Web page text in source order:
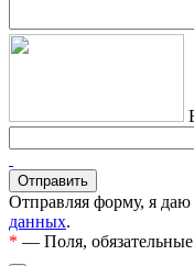
Отправляя форму, я даю
данных.
* — Поля,